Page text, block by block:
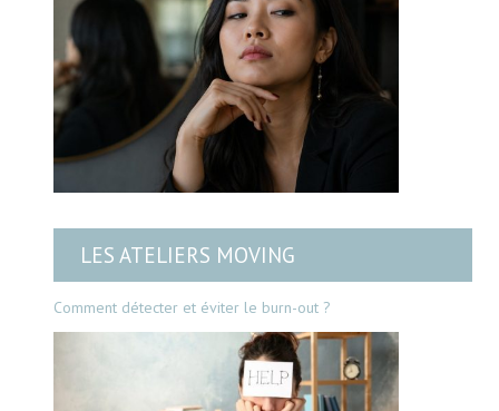
LES ATELIERS MOVING
Comment détecter et éviter le burn-out ?